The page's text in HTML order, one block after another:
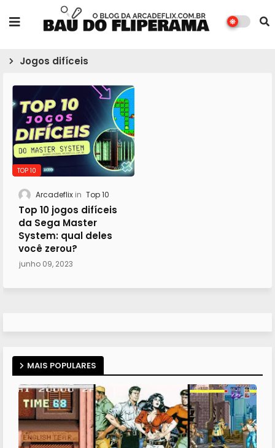
Jogos difíceis
TOP 10
Arcadeflix Top 10
Top 10 jogos difíceis
da Sega Master
System: qual deles
você zerou?
junho 09, 2023
MAIS POPULARES